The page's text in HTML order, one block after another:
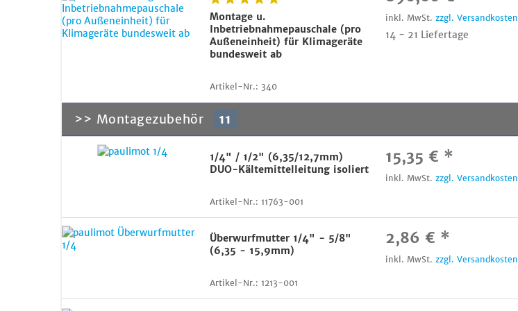
Montage u.
Inbetriebnahmepauschale (pro
Außeneinheit) für Klimageräte
bundesweit ab
Artikel-Nr.: 340
inkl. MwSt.zzgl. Versandkosten
14 - 21 Liefertage
>> Montagezubehör 11
1/4" / 1/2" (6,35/12,7mm)
DUO-Kältemittelleitung isoliert
Artikel-Nr.: 11763-001
15,35 € *
inkl. MwSt.zzgl. Versandkosten
Überwurfmutter 1/4" - 5/8"
(6,35 - 15,9mm)
Artikel-Nr.: 1213-001
2,86 € *
inkl. MwSt.zzgl. Versandkosten